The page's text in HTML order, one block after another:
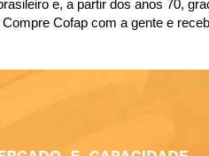
e, a partir dos anos 70,
Cofap com a gente e